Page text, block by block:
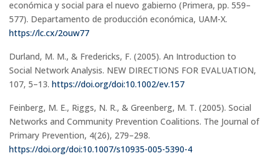
económica y social para el nuevo gabierno (Primera, pp. 559–
577). Departamento de producción económica, UAM-X.
https://lc.cx/2ouw77
Durland, M. M., & Fredericks, F. (2005). An Introduction to
Social Network Analysis. NEW DIRECTIONS FOR EVALUATION,
107, 5–13. https://doi.org/doi:10.1002/ev.157
Feinberg, M. E., Riggs, N. R., & Greenberg, M. T. (2005). Social
Networks and Community Prevention Coalitions. The Journal of
Primary Prevention, 4(26), 279–298.
https://doi.org/doi:10.1007/s10935-005-5390-4